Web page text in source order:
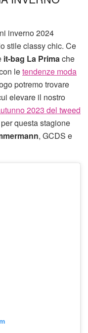
inverno 2024
stile classy chic. Ce
it-bag La Prima che
letendenze moda
potremo trovare
elevare il nostro
2023 del tweed
questa stagione
, GCDS e